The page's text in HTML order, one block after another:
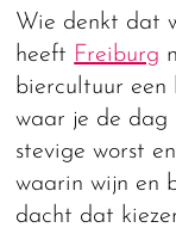
Wie denkt dat
heeft Freiburg
biercultuur een
waar je de dag
stevige worst
waarin wijn en
dacht dat